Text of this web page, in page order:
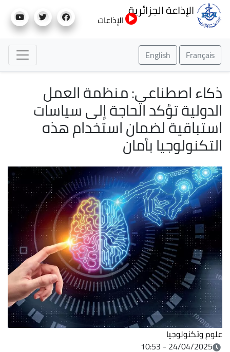
إلى
الإذاعة الجزائرية
الإذاعات
Français
English
ذكاء اصطناعي: منظمة العمل
الدولية تؤكد الحاجة إلى سياسات
استباقية لضمان استخدام هذه
التكنولوجيا بأمان
علوم وتكنولوجيا
24/04/2025 - 10:53